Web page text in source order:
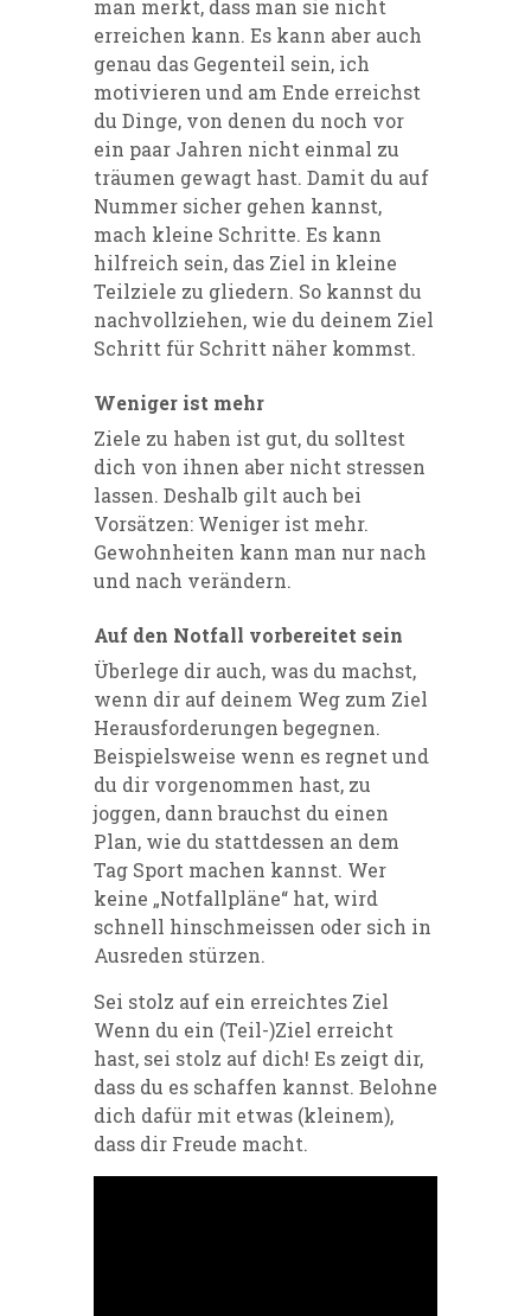
man merkt, dass man sie nicht
erreichen kann. Es kann aber auch
genau das Gegenteil sein, ich
motivieren und am Ende erreichst
du Dinge, von denen du noch vor
ein paar Jahren nicht einmal zu
träumen gewagt hast. Damit du auf
Nummer sicher gehen kannst,
mach kleine Schritte. Es kann
hilfreich sein, das Ziel in kleine
Teilziele zu gliedern. So kannst du
nachvollziehen, wie du deinem Ziel
Schritt für Schritt näher kommst.
Weniger ist mehr
Ziele zu haben ist gut, du solltest
dich von ihnen aber nicht stressen
lassen. Deshalb gilt auch bei
Vorsätzen: Weniger ist mehr.
Gewohnheiten kann man nur nach
und nach verändern.
Auf den Notfall vorbereitet sein
Überlege dir auch, was du machst,
wenn dir auf deinem Weg zum Ziel
Herausforderungen begegnen.
Beispielsweise wenn es regnet und
du dir vorgenommen hast, zu
joggen, dann brauchst du einen
Plan, wie du stattdessen an dem
Tag Sport machen kannst. Wer
keine „Notfallpläne“ hat, wird
schnell hinschmeissen oder sich in
Ausreden stürzen.
Sei stolz auf ein erreichtes Ziel
Wenn du ein (Teil-)Ziel erreicht
hast, sei stolz auf dich! Es zeigt dir,
dass du es schaffen kannst. Belohne
dich dafür mit etwas (kleinem),
dass dir Freude macht.